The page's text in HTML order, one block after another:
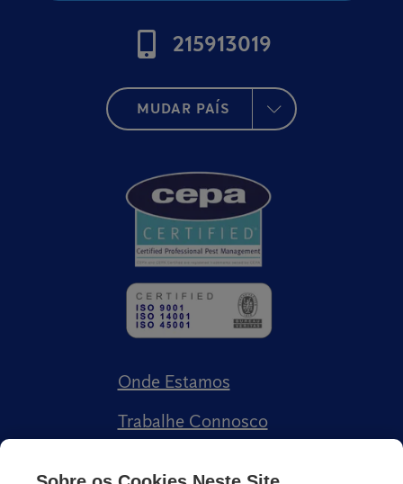
215913019
MUDAR PAÍS
Onde Estamos
Trabalhe Connosco